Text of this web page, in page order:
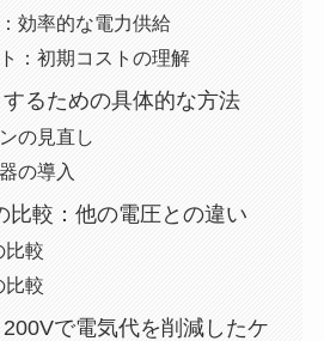
効率的な電力供給
：初期コストの理解
るための具体的な方法
の見直し
の導入
比較：他の電圧との違い
比較
比較
で電気代を削減したケ